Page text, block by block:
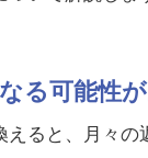
る可能性
えると、月々